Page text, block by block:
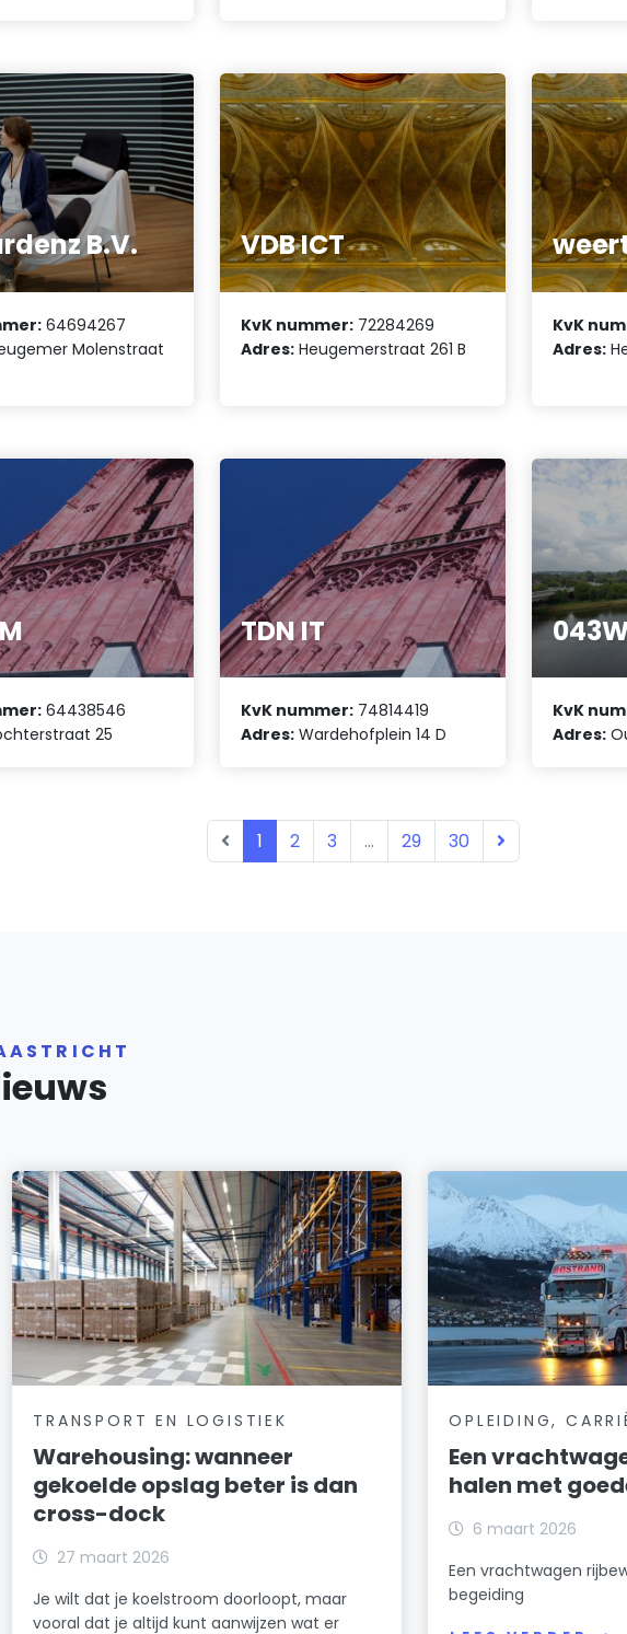
B.V.
64694267
Molenstraat
VDB ICT
KvK nummer: 72284269
Adres: Heugemerstraat 261 B
KvK
Adres:
64438546
25
TDN IT
KvK nummer: 74814419
Adres: Wardehofplein 14 D
KvK
Adres:
1 2 3 ... 29 30
TRANSPORT EN LOGISTIEK
Warehousing: wanneer
gekoelde opslag beter is dan
cross-dock
27 maart 2026
Je wilt dat je koelstroom doorloopt, maar
vooral dat je altijd kunt aanwijzen wat er
OPLEIDING,
Een
halen met
6 maart 2026
Een vrachtwagen
begeiding